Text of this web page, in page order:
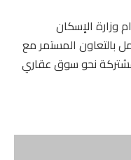
وزارة الإسكان
بالتعاون المستمر مع
نحو سوق عقاري